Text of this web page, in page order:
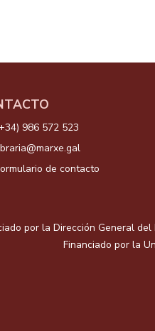
986 572 523
de contacto
por la Dirección General
Financiado por la